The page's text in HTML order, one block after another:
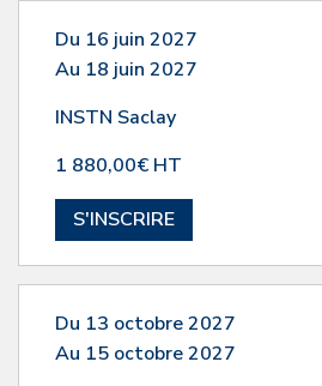
Du 16 juin 2027
Au 18 juin 2027
INSTN Saclay
1 880,00€ HT
S'INSCRIRE
Du 13 octobre 2027
Au 15 octobre 2027